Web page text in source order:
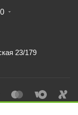
23/179